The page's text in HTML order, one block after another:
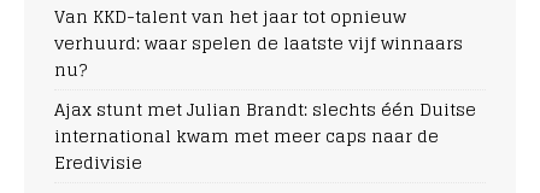
Van KKD-talent van het jaar tot opnieuw
verhuurd: waar spelen de laatste vijf winnaars
nu?
Ajax stunt met Julian Brandt: slechts één Duitse
international kwam met meer caps naar de
Eredivisie